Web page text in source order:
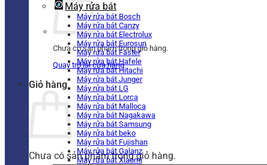
Chưa có sản phẩm trong giỏ hàng.
Quay trở lại cửa hàng
Giỏ hàng
Chưa có sản phẩm trong giỏ hàng.
Máy rửa bát
Máy rửa bát Bosch
Máy rửa bát Canzy
Máy rửa bát Electrolux
Máy rửa bát Eurosun
Máy rửa bát Faster
Máy rửa bát Hafele
Máy rửa bát Hitachi
Máy rửa bát Junger
Máy rửa bát LG
Máy rửa bát Lorca
Máy rửa bát Malloca
Máy rửa bát Nagakawa
Máy rửa bát Samsung
Máy rửa bát beko
Máy rửa bát Fujishan
Máy rửa bát Galanz
Máy rửa bát Xiaomi